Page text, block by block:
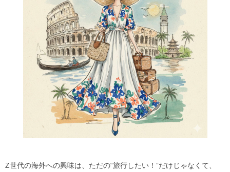
Z世代の海外への興味は、ただの“旅行したい！”だけじゃなくて、